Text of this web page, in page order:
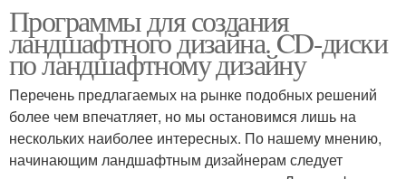
Программы для создания
ландшафтного дизайна. CD-диски
по ландшафтному дизайну
Перечень предлагаемых на рынке подобных решений
более чем впечатляет, но мы остановимся лишь на
нескольких наиболее интересных. По нашему мнению,
начинающим ландшафтным дизайнерам следует